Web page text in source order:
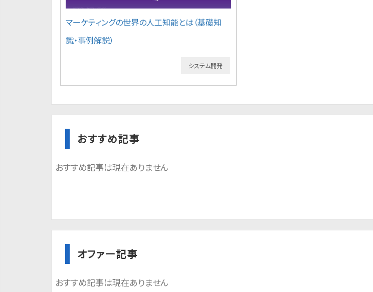
マーケティングの世界の人工知能とは（基礎知
識・事例解説）
システム開発
おすすめ記事
おすすめ記事は現在ありません
オファー記事
おすすめ記事は現在ありません